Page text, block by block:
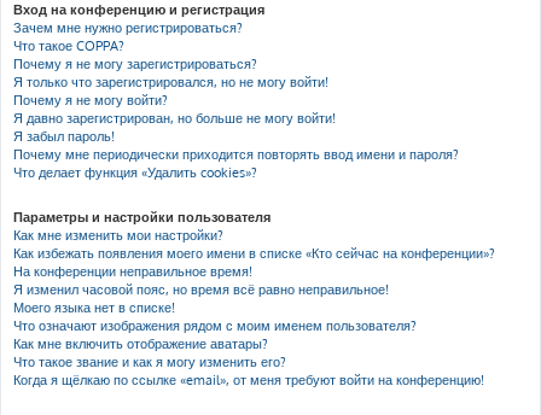
Вход на конференцию и регистрация
Зачем мне нужно регистрироваться?
Что такое COPPA?
Почему я не могу зарегистрироваться?
Я только что зарегистрировался, но не могу войти!
Почему я не могу войти?
Я давно зарегистрирован, но больше не могу войти!
Я забыл пароль!
Почему мне периодически приходится повторять ввод имени и пароля?
Что делает функция «Удалить cookies»?
Параметры и настройки пользователя
Как мне изменить мои настройки?
Как избежать появления моего имени в списке «Кто сейчас на конференции»?
На конференции неправильное время!
Я изменил часовой пояс, но время всё равно неправильное!
Моего языка нет в списке!
Что означают изображения рядом с моим именем пользователя?
Как мне включить отображение аватары?
Что такое звание и как я могу изменить его?
Когда я щёлкаю по ссылке «email», от меня требуют войти на конференцию!